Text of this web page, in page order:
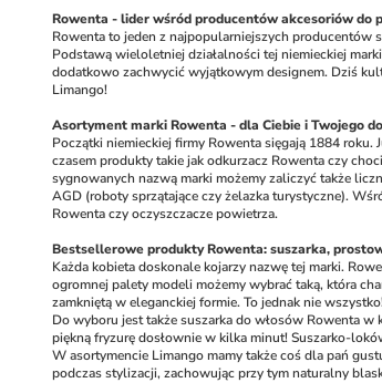
Rowenta - lider wśród producentów akcesoriów do
Rowenta to jeden z najpopularniejszych producentów
Podstawą wieloletniej działalności tej niemieckiej
dodatkowo zachwycić wyjątkowym designem. Dziś
Limango!
Asortyment marki Rowenta - dla Ciebie i Twojego
Początki niemieckiej firmy Rowenta sięgają 1884 roku.
czasem produkty takie jak odkurzacz Rowenta czy
sygnowanych nazwą marki możemy zaliczyć także
AGD (roboty sprzątające czy żelazka turystyczne).
Rowenta czy oczyszczacze powietrza.
Bestsellerowe produkty Rowenta: suszarka,
Każda kobieta doskonale kojarzy nazwę tej marki.
ogromnej palety modeli możemy wybrać taką, która
zamkniętą w eleganckiej formie. To jednak nie
Do wyboru jest także suszarka do włosów Rowenta
piękną fryzurę dosłownie w kilka minut! Suszarko-
W asortymencie Limango mamy także coś dla pań
podczas stylizacji, zachowując przy tym naturalny